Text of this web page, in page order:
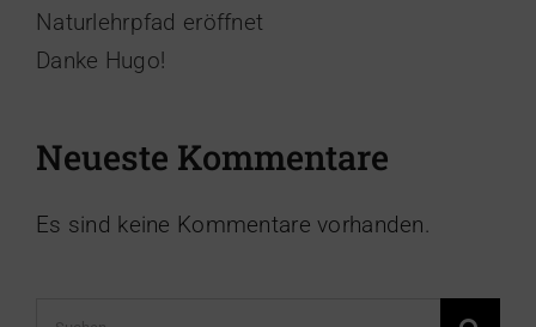
Naturlehrpfad eröffnet
Danke Hugo!
Neueste Kommentare
Es sind keine Kommentare vorhanden.
Suche